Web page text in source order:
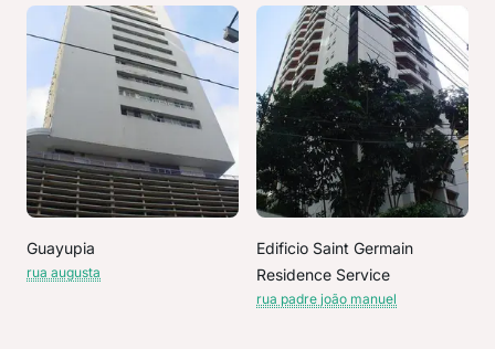
Guayupia
rua augusta
Edificio Saint Germain
Residence Service
rua padre joão manuel